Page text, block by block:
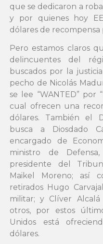
que se dedicaron a
y por quienes hoy
dólares de recompensa
Pero estamos claros
delincuentes del
buscados por la
pecho de Nicolás
se lee “WANTED” por
cual ofrecen una
dólares. También el
busca a Diosdado
encargado de
ministro de
presidente del
Maikel Moreno; así
retirados Hugo
militar; y Clíver
otros, por estos
Unidos está
dólares.